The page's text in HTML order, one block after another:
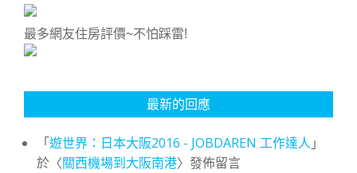
最多網友住房評價~不怕踩雷!
最新的回應
「遊世界：日本大阪2016 - JOBDAREN 工作達人 」
於〈關西機場到大阪南港〉發佈留言